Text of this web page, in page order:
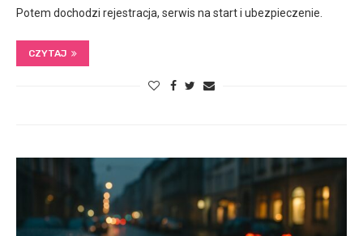
Potem dochodzi rejestracja, serwis na start i ubezpieczenie.
CZYTAJ